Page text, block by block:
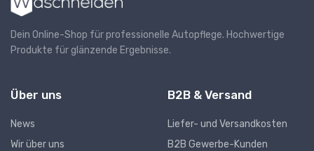
Dein Online-Shop für professionelle Autopflege. Hochwertige
Produkte für glänzende Ergebnisse.
Über uns
News
Wir über uns
B2B & Versand
Liefer- und Versandkosten
B2B Gewerbe-Kunden